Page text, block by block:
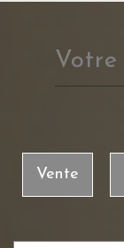
votre
Vente